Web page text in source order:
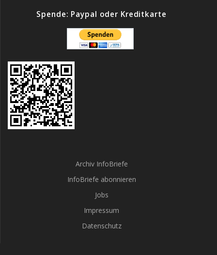
Spende: Paypal oder Kreditkarte
Archiv InfoBriefe
InfoBriefe abonnieren
Jobs
Impressum
Datenschutz